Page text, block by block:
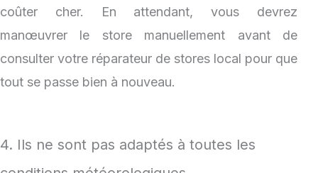
coûter cher. En attendant, vous devrez
manœuvrer le store manuellement avant de
consulter votre réparateur de stores local pour que
tout se passe bien à nouveau.
4. Ils ne sont pas adaptés à toutes les